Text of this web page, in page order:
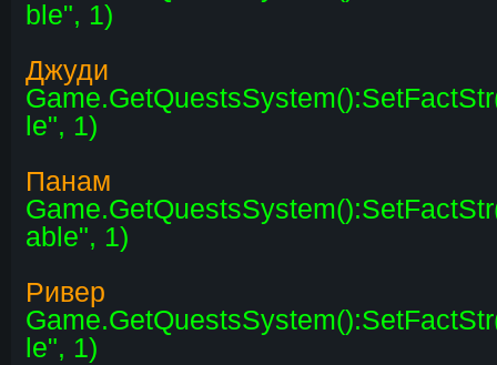
ble", 1)
Джуди
le", 1)
Панам
able", 1)
Ривер
le", 1)